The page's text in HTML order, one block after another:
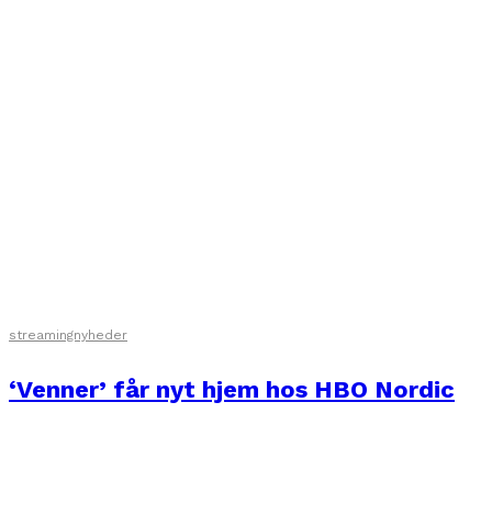
streamingnyheder
‘Venner’ får nyt hjem hos HBO Nordic